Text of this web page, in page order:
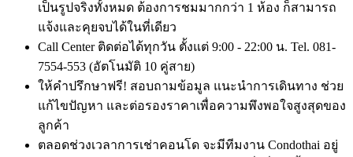
เป็นรูปจริงทั้งหมด ต้องการชมมากกว่า 1 ห้อง ก็สามารถ
แจ้งและคุยจบได้ในที่เดียว
Call Center ติดต่อได้ทุกวัน ตั้งแต่ 9:00 - 22:00 น. Tel. 081-
7554-553 (อัตโนมัติ 10 คู่สาย)
ให้คำปรึกษาฟรี! สอบถามข้อมูล แนะนำการเดินทาง ช่วย
แก้ไขปัญหา และต่อรองราคาเพื่อความพึงพอใจสูงสุดของ
ลูกค้า
ตลอดช่วงเวลาการเช่าคอนโด จะมีทีมงาน Condothai อยู่